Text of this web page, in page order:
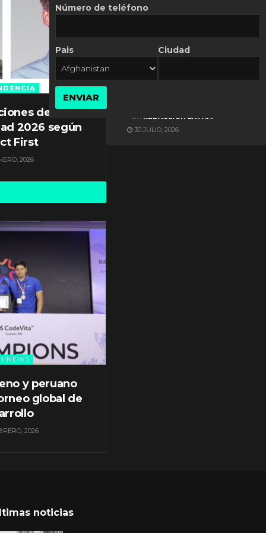
de
2026 según
First
2026
NEWS
y peruano
global de
2026
ES NOTICIA
POR REDACCIÓN LATAM
30 JULIO, 2026
noticias
Número de teléfono
Pais Ciudad
ENVIAR